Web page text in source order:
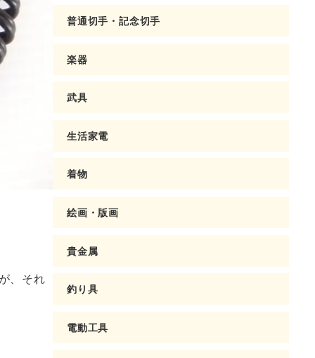
、それ
普通切手・記念切手
楽器
武具
生活家電
着物
絵画・版画
貴金属
釣り具
電動工具